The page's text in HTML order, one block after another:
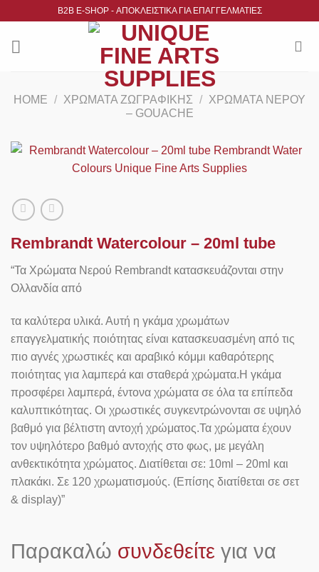
περιεχόμενο
B2B Ε-SHOP - ΑΠΟΚΛΕΙΣΤΙΚΑ ΓΙΑ ΕΠΑΓΓΕΛΜΑΤΙΕΣ
HOME / ΧΡΏΜΑΤΑ ΖΩΓΡΑΦΙΚΉΣ /
ΧΡΏΜΑΤΑ ΝΕΡΟΎ
– GOUACHE
Rembrandt Watercolour – 20ml tube
“Τα Χρώματα Νερού Rembrandt κατασκευάζονται στην
Ολλανδία από
τα καλύτερα υλικά. Αυτή η γκάμα χρωμάτων
επαγγελματικής ποιότητας είναι κατασκευασμένη από τις
πιο αγνές χρωστικές και αραβικό κόμμι καθαρότερης
ποιότητας για λαμπερά και σταθερά χρώματα.Η γκάμα
προσφέρει λαμπερά, έντονα χρώματα σε όλα τα επίπεδα
καλυπτικότητας. Οι χρωστικές συγκεντρώνονται σε υψηλό
βαθμό για βέλτιστη αντοχή χρώματος.Τα χρώματα έχουν
τον υψηλότερο βαθμό αντοχής στο φως, με μεγάλη
ανθεκτικότητα χρώματος. Διατίθεται σε: 10ml – 20ml και
πλακάκι. Σε 120 χρωματισμούς. (Επίσης διατίθεται σε σετ
& display)”
Παρακαλώ συνδεθείτε για να